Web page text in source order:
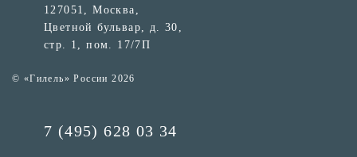
127051, Москва,
Цветной бульвар, д. 30,
стр. 1, пом. 17/7П
© «Гилель» России 2026
7 (495) 628 03 34